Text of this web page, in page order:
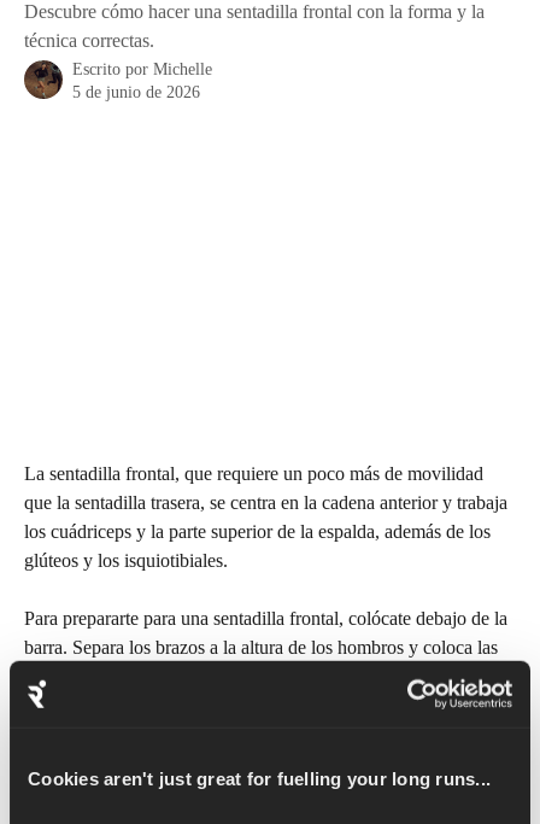
Cookies aren't just great for fuelling your long runs...
Descubre cómo hacer una sentadilla frontal con la forma y la
técnica correctas.
Escrito por Michelle
5 de junio de 2026
La sentadilla frontal, que requiere un poco más de movilidad
que la sentadilla trasera, se centra en la cadena anterior y trabaja
los cuádriceps y la parte superior de la espalda, además de los
glúteos y los isquiotibiales.
Para prepararte para una sentadilla frontal, colócate debajo de la
barra. Separa los brazos a la altura de los hombros y coloca las
palmas hacia delante. Agarra la barra y lleva los codos hacia
delante, de modo que sostengas la barra contra la parte delantera
ligeramente superior a la anchura de las caderas, con los dedos